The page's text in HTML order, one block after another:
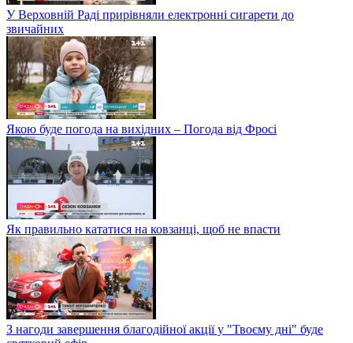
У Верховній Раді прирівняли електронні сигарети до
звичайних
Якою буде погода на вихідних – Погода від Фросі
Як правильно кататися на ковзанці, щоб не впасти
З нагоди завершення благодійної акції у "Твоєму дні" буде